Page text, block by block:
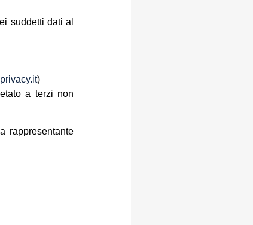
suddetti dati al
)
a terzi non
rappresentante